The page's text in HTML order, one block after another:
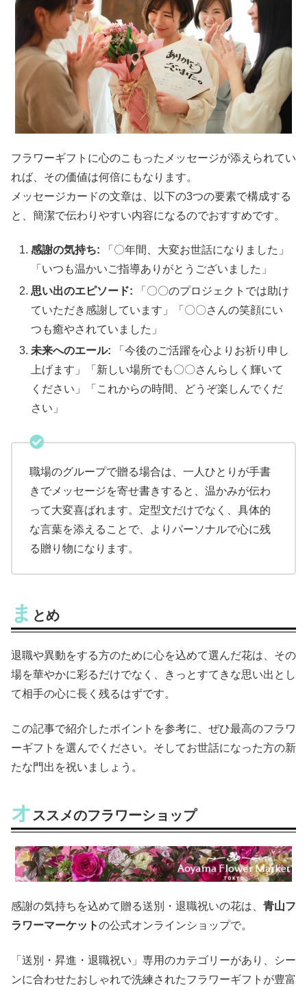
フラワーギフトに心のこもったメッセージが添えられてい
れば、その価値は何倍にもなります。
メッセージカードの文章は、以下の3つの要素で構成する
と、簡潔で伝わりやすい内容になるのでおすすめです。
感謝の気持ち: 「〇年間、大変お世話になりました」
「いつも温かいご指導ありがとうございました」
思い出のエピソード: 「〇〇のプロジェクトでは助け
ていただき感謝しています」「〇〇さんの笑顔にい
つも癒やされていました」
未来へのエール: 「今後のご活躍を心よりお祈り申し
上げます」「新しい場所でも〇〇さんらしく輝いて
ください」「これからの時間、どうぞ楽しんでくだ
さい」
職場のグループで贈る場合は、一人ひとりが手書
きでメッセージを寄せ書きすると、温かみが伝わ
って大変喜ばれます。定型文だけでなく、具体的
な言葉を添えることで、よりパーソナルで心に残
る贈り物になります。
ま とめ
退職や異動をする方のために心を込めて選んだ花は、その
場を華やかに彩るだけでなく、きっとすてきな思い出とし
て相手の心に長く残るはずです。
この記事で紹介したポイントを参考に、ぜひ最高のフラワ
ーギフトを選んでください。そしてお世話になった方の新
たな門出を祝いましょう。
オ ススメのフラワーショップ
感謝の気持ちを込めて贈る送別・退職祝いの花は、 青山フ
ラワーマーケットの公式オンラインショップで。
「送別・昇進・退職祝い」専用のカテゴリーがあり、シー
ンに合わせたおしゃれで洗練されたフラワーギフトが豊富